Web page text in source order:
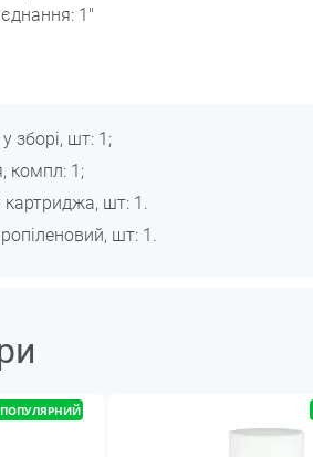
1"
зборі, шт: 1;
компл: 1;
шт: 1.
шт: 1.
ПОПУЛЯРНИЙ